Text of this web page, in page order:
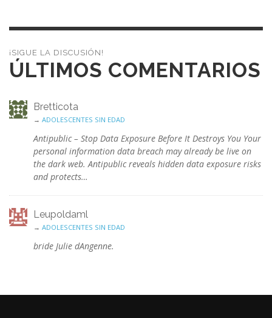
¡SIGUE LA DISCUSIÓN!
ÚLTIMOS COMENTARIOS
Bretticota
→ ADOLESCENTES SIN EDAD
Antipublic – Stop Data Exposure Before It Destroys You Your
personal information data breach may already be live on
the dark web. Antipublic reveals hidden data exposure risks
and protects…
Leupoldaml
→ ADOLESCENTES SIN EDAD
bride Julie dAngenne.